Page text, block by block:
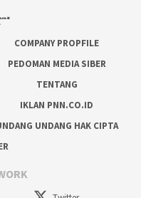
COMPANY PROPFILE
PEDOMAN MEDIA SIBER
TENTANG
IKLAN PNN.CO.ID
UNDANG HAK CIPTA